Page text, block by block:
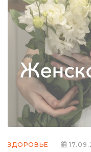
ЗДОРОВЬЕ